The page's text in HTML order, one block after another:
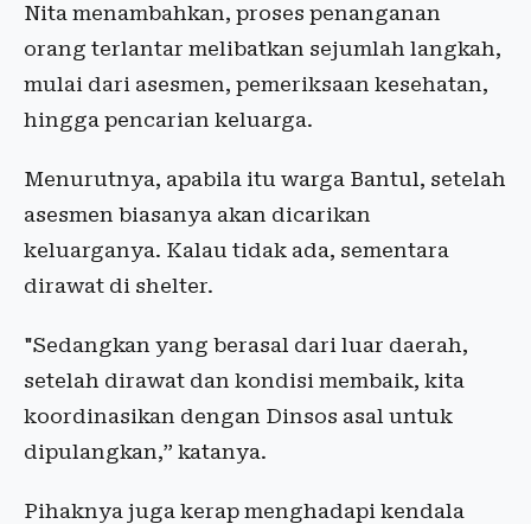
Nita menambahkan, proses penanganan
orang terlantar melibatkan sejumlah langkah,
mulai dari asesmen, pemeriksaan kesehatan,
hingga pencarian keluarga.
Menurutnya, apabila itu warga Bantul, setelah
asesmen biasanya akan dicarikan
keluarganya. Kalau tidak ada, sementara
dirawat di shelter.
"Sedangkan yang berasal dari luar daerah,
setelah dirawat dan kondisi membaik, kita
koordinasikan dengan Dinsos asal untuk
dipulangkan,” katanya.
Pihaknya juga kerap menghadapi kendala